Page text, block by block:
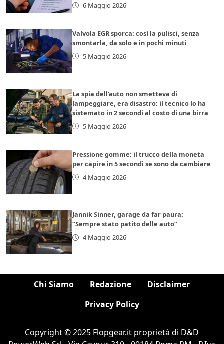
6 Maggio 2026
Valvola EGR sporca: così la pulisci, senza
smontarla, da solo e in pochi minuti
5 Maggio 2026
La spia dell’auto non smetteva di
lampeggiare, era disastro: il tecnico lo ha
sistemato in 2 secondi al costo di una birra
5 Maggio 2026
Pressione gomme: il trucco della moneta
per capire in 5 secondi se sono da cambiare
4 Maggio 2026
Jannik Sinner, garage da far paura:
“Sempre stato patito delle auto”
4 Maggio 2026
Chi Siamo Redazione
Disclaimer
Privacy Policy
Copyright © 2025 Flopgear.it proprietà di D&D